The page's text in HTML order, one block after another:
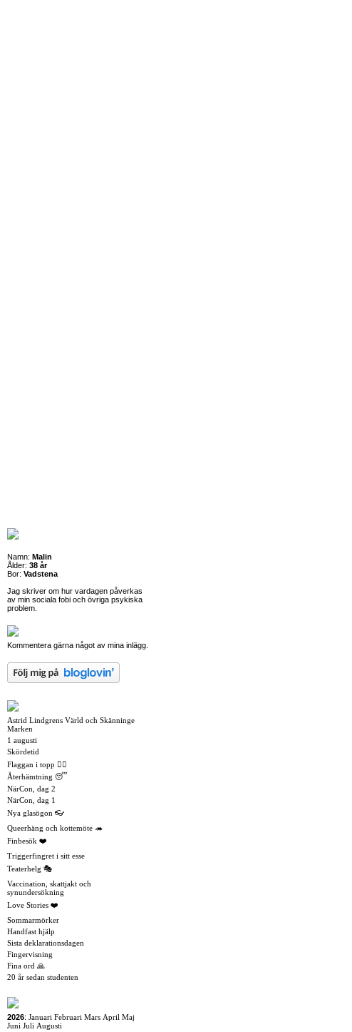
Namn: Malin
Ålder: 38 år
Bor: Vadstena
Jag skriver om hur vardagen påverkas
av min sociala fobi och övriga psykiska
problem.
Kommentera gärna något av mina inlägg.
Astrid Lindgrens Värld och Skänninge
Marken
1 augusti
Skördetid
Flaggan i topp 🏳️‍🌈
Återhämtning 😴
NärCon, dag 2
NärCon, dag 1
Nya glasögon 👓
Queerhäng och kottemöte 🦔
Finbesök ❤️
Triggerfingret i sitt esse
Teaterhelg 🎭
Vaccination, skattjakt och
synundersökning
Love Stories ❤️
Sommarmörker
Handfast hjälp
Sista deklarationsdagen
Fingervisning
Fina ord 🙏
20 år sedan studenten
2026: Januari Februari Mars April Maj
Juni Juli Augusti